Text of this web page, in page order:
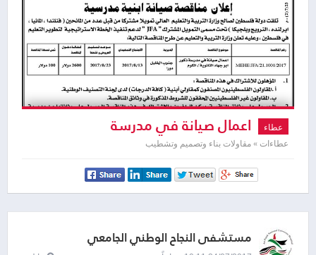
عطاء اعمال صيانة في مدرسة
عطاءات » مقاولات بناء وتصميم وتشطيب
مستشفى النجاح الوطني الجامعي